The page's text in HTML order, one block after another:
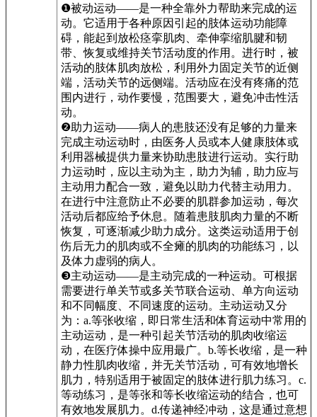
❶被动运动——是一种全靠外力帮助来完成的运
动。它适用于各种原因引起的肢体运动功能障
碍，能起到放松痉挛肌肉、牵伸挛缩肌腱和韧
带、恢复或维持关节活动度的作用。进行时，被
活动的肢体肌肉放松，利用外力固定关节的近侧
端，活动关节的远侧端。活动应在没有疼痛的范
围内进行，动作要慢，范围要大，避免冲击性活
动。
❷助力运动——病人的患肢还没有足够的力量来
完成主动运动时，由医务人员或本人健康肢体或
利用器械提供力量来协助患肢进行运动。实行助
力运动时，应以主动为主，助力为辅，助力应与
主动用力配合一致，避免以助力代替主动用力。
在进行中注意防止不必要的肌群参加运动，每次
活动后都应给予休息。随着患肢肌肉力量的不断
恢复，可逐渐减少助力成分。这类运动适用于创
伤后无力的肌肉或不全瘫的肌肉的功能练习，以
及体力虚弱的病人。
❸主动运动——是主动完成的一种运动。可根据
需要进行单关节或多关节联合运动、单方向运动
和不同幅度、不同速度的运动。主动运动又分
为：a.等张收缩，即日常生活和体育运动中常用的
主动运动，是一种引起关节活动的肌肉收缩运
动，在医疗体操中应用最广。b.等长收缩，是一种
静力性肌肉收缩，并无关节活动，可有效地增长
肌力，特别适用于被固定的肢体进行肌力练习。c.
等动练习，是等张和等长收缩运动的结合，也可
有效地发展肌力。d.传递神经冲动，这是通过意想